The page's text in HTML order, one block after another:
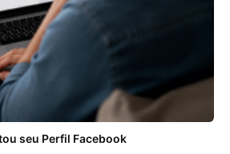
seu Perfil Facebook